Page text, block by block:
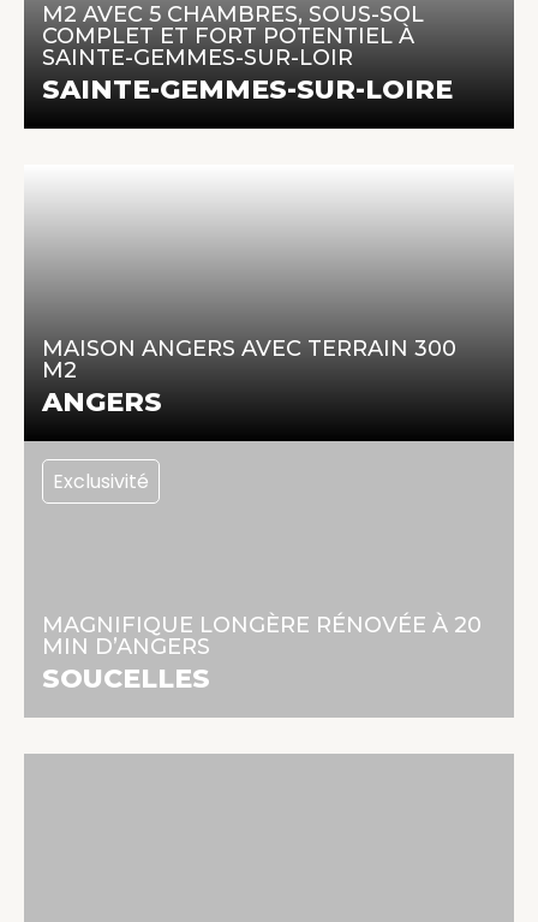
M2 AVEC 5 CHAMBRES, SOUS-SOL
COMPLET ET FORT POTENTIEL À
SAINTE-GEMMES-SUR-LOIR
SAINTE-GEMMES-SUR-LOIRE
143 m² | 6 pièces | 4 chambres
En savoir +
MAISON ANGERS AVEC TERRAIN 300
M2
ANGERS
Exclusivité
MAGNIFIQUE LONGÈRE RÉNOVÉE À 20
MIN D’ANGERS
SOUCELLES